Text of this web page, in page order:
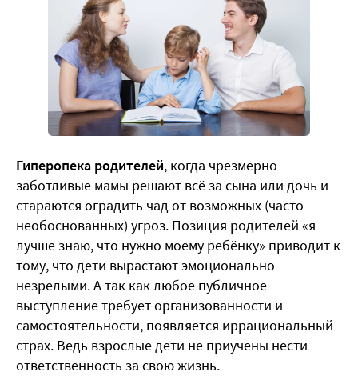
Гиперопека родителей, когда чрезмерно
заботливые мамы решают всё за сына или дочь и
стараются оградить чад от возможных (часто
необоснованных) угроз. Позиция родителей «я
лучше знаю, что нужно моему ребёнку» приводит к
тому, что дети вырастают эмоционально
незрелыми. А так как любое публичное
выступление требует организованности и
самостоятельности, появляется иррациональный
страх. Ведь взрослые дети не приучены нести
ответственность за свою жизнь.